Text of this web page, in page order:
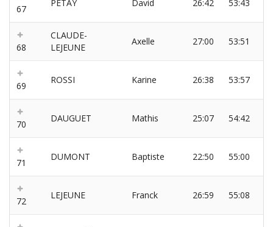
67
PETAY David 26:42 53:43
68
CLAUDE-
LEJEUNE
Axelle 27:00 53:51
69
ROSSI Karine 26:38 53:57
70
DAUGUET Mathis 25:07 54:42
71
DUMONT Baptiste 22:50 55:00
72
LEJEUNE Franck 26:59 55:08